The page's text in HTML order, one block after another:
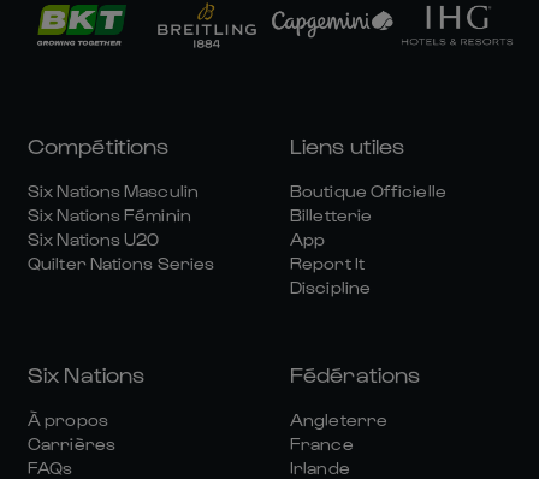
Compétitions
Six Nations Masculin
Six Nations Féminin
Six Nations U20
Quilter Nations Series
Liens utiles
Boutique Officielle
Billetterie
App
Report It
Discipline
Six Nations
À propos
Carrières
FAQs
Fédérations
Angleterre
France
Irlande